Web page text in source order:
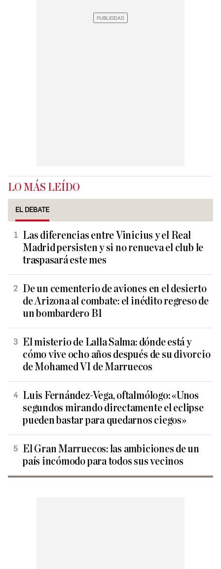
LO MÁS LEÍDO
EL DEBATE
Las diferencias entre Vinicius y el Real
Madrid persisten y si no renueva el club le
traspasará este mes
De un cementerio de aviones en el desierto
de Arizona al combate: el inédito regreso de
un bombardero B1
El misterio de Lalla Salma: dónde está y
cómo vive ocho años después de su divorcio
de Mohamed VI de Marruecos
Luis Fernández-Vega, oftalmólogo: «Unos
segundos mirando directamente el eclipse
pueden bastar para quedarnos ciegos»
El Gran Marruecos: las ambiciones de un
país incómodo para todos sus vecinos